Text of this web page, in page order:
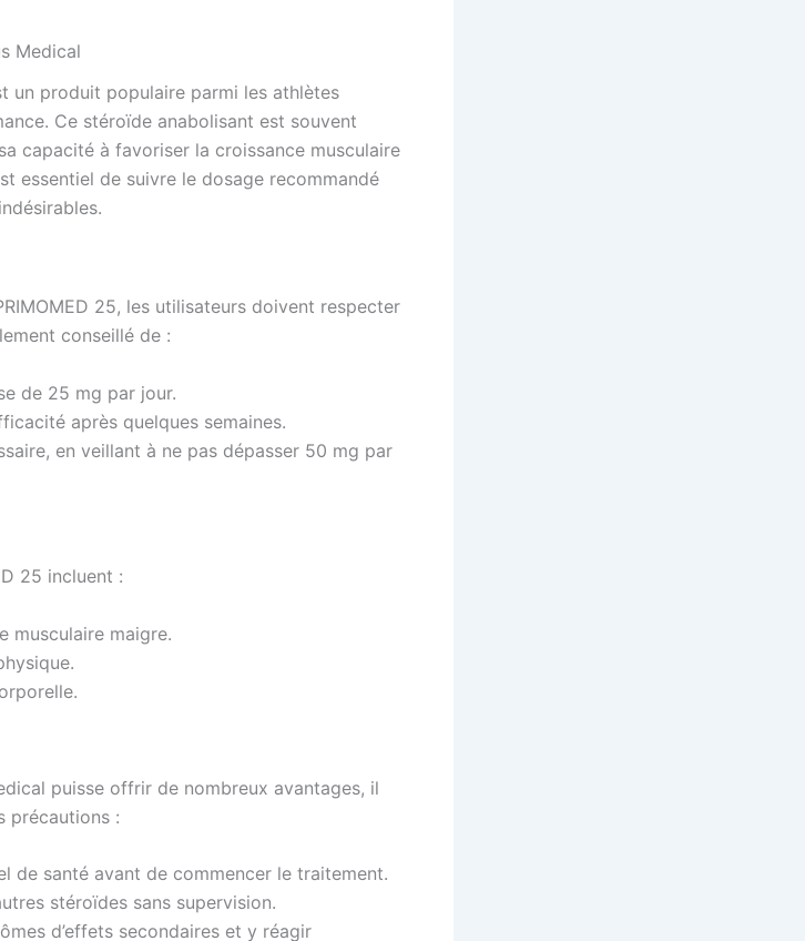
Medical
un produit populaire parmi les athlètes
Ce stéroïde anabolisant est souvent
capacité à favoriser la croissance musculaire
essentiel de suivre le dosage recommandé
25, les utilisateurs doivent respecter
conseillé de :
de 25 mg par jour.
après quelques semaines.
en veillant à ne pas dépasser 50 mg par
25 incluent :
musculaire maigre.
puisse offrir de nombreux avantages, il
précautions :
de santé avant de commencer le traitement.
stéroïdes sans supervision.
d’effets secondaires et y réagir